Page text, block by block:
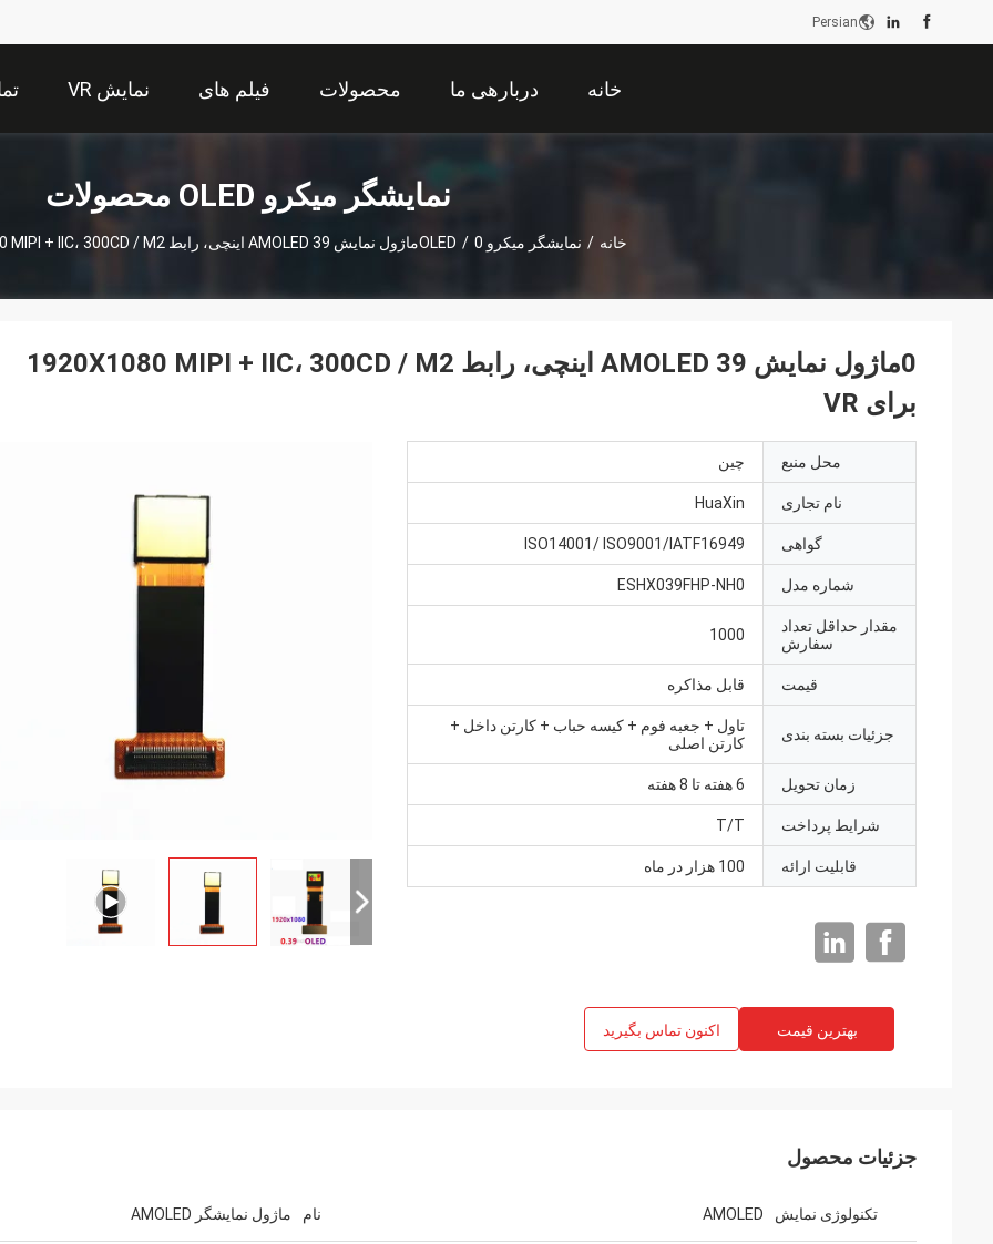
Persian
خانه دربارهی ما محصولات فیلم های نمایش VR
نمایشگر میکرو OLED محصولات
خانه / نمایشگر میکرو OLED / 0ماژول نمایش AMOLED 39 اینچی، رابط 1920X1080 MIPI + IIC، 300CD / M2 برای VR
0ماژول نمایش AMOLED 39 اینچی، رابط 1920X1080 MIPI + IIC، 300CD / M2
برای VR
محل منبع چین
نام تجاری HuaXin
گواهی ISO14001/ ISO9001/IATF16949
شماره مدل ESHX039FHP-NH0
مقدار حداقل تعداد
سفارش
1000
قیمت قابل مذاکره
جزئیات بسته بندی
تاول + جعبه فوم + کیسه حباب + کارتن داخل +
کارتن اصلی
زمان تحویل 6 هفته تا 8 هفته
شرایط پرداخت T/T
قابلیت ارائه 100 هزار در ماه
بهترین قیمت اکنون تماس بگیرید
جزئیات محصول
تکنولوژی نمایش AMOLED نام ماژول نمایشگر AMOLED